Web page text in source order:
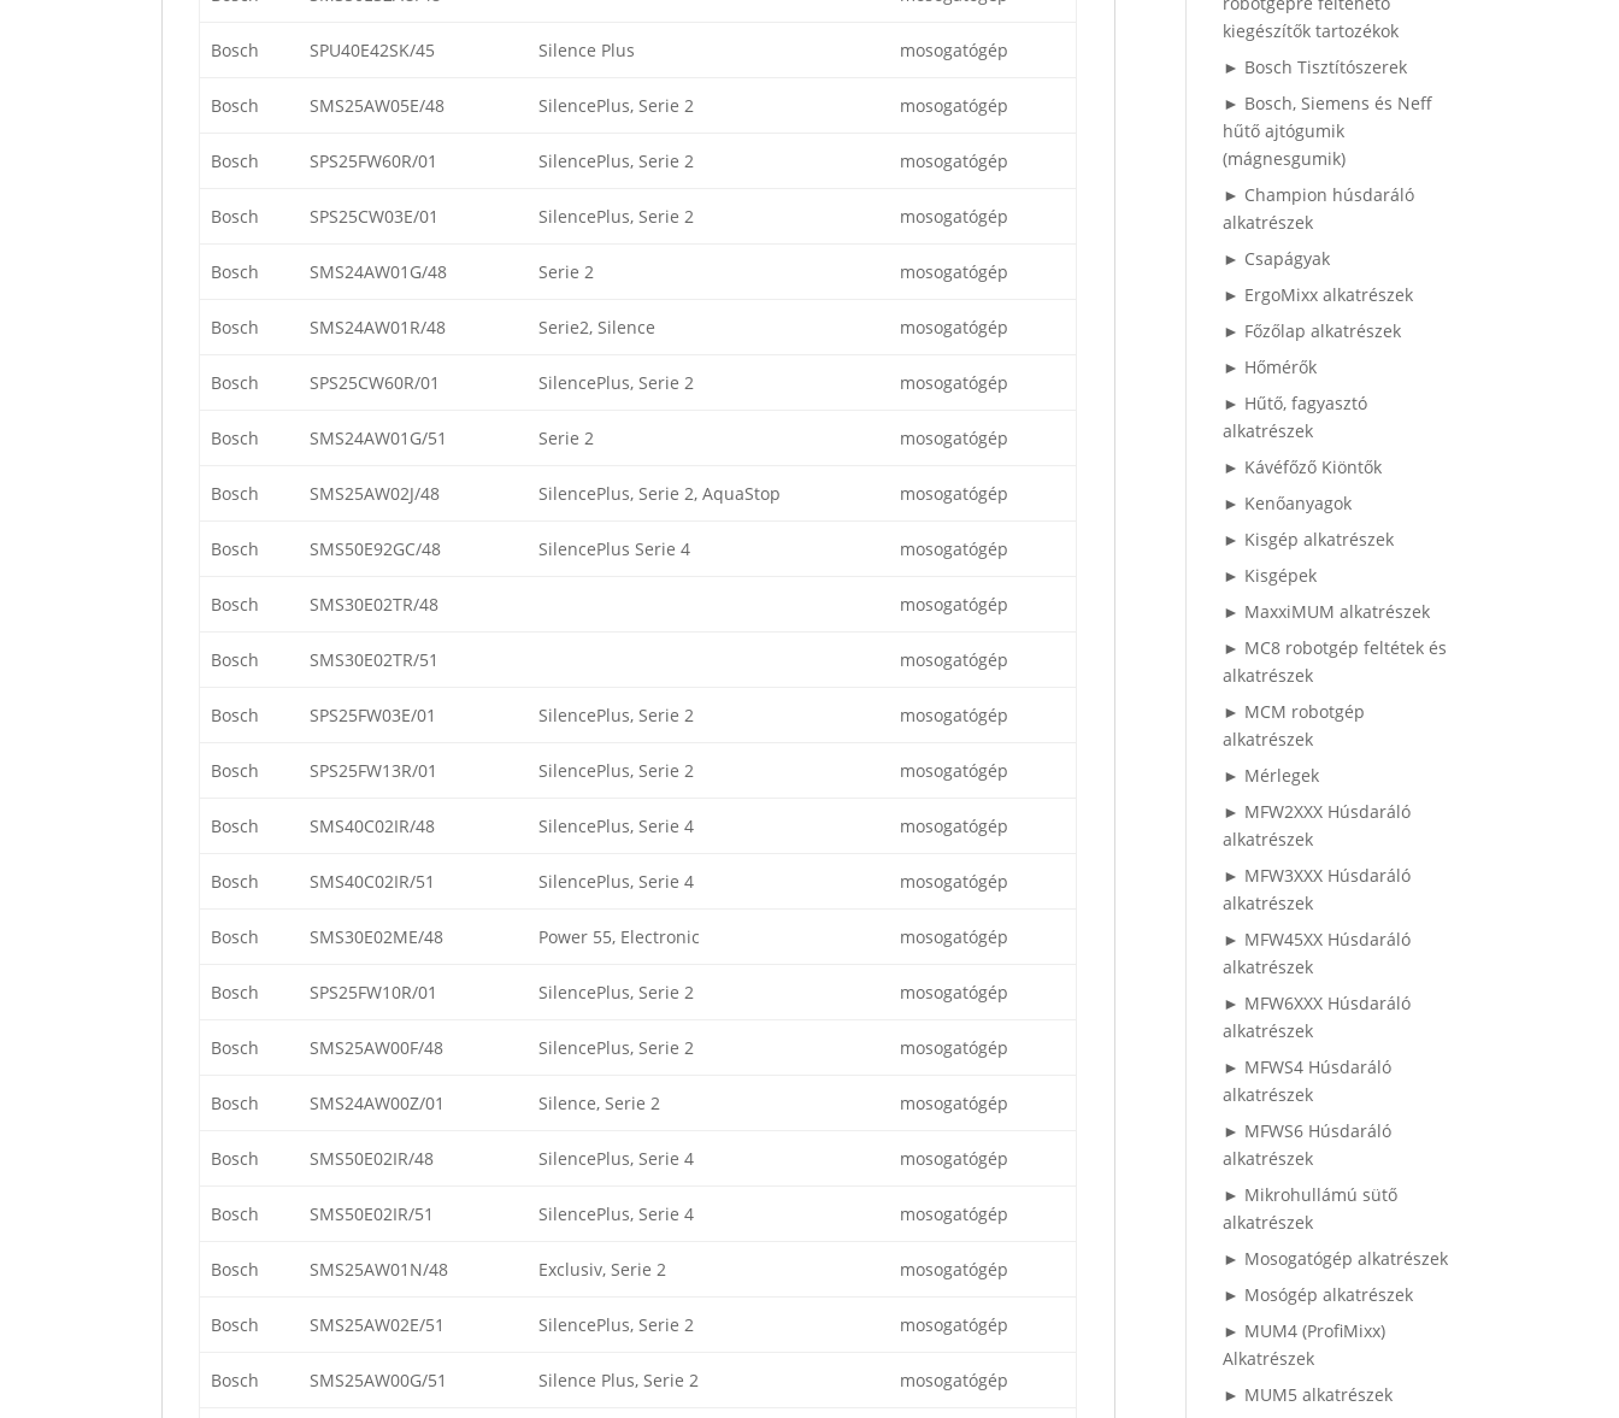
Bosch SPU40E42SK/45 Silence Plus mosogatógép
Bosch SMS25AW05E/48 SilencePlus, Serie 2 mosogatógép
Bosch SPS25FW60R/01 SilencePlus, Serie 2 mosogatógép
Bosch SPS25CW03E/01 SilencePlus, Serie 2 mosogatógép
Bosch SMS24AW01G/48 Serie 2 mosogatógép
Bosch SMS24AW01R/48 Serie2, Silence mosogatógép
Bosch SPS25CW60R/01 SilencePlus, Serie 2 mosogatógép
Bosch SMS24AW01G/51 Serie 2 mosogatógép
Bosch SMS25AW02J/48 SilencePlus, Serie 2, AquaStop mosogatógép
Bosch SMS50E92GC/48 SilencePlus Serie 4 mosogatógép
Bosch SMS30E02TR/48 mosogatógép
Bosch SMS30E02TR/51 mosogatógép
Bosch SPS25FW03E/01 SilencePlus, Serie 2 mosogatógép
Bosch SPS25FW13R/01 SilencePlus, Serie 2 mosogatógép
Bosch SMS40C02IR/48 SilencePlus, Serie 4 mosogatógép
Bosch SMS40C02IR/51 SilencePlus, Serie 4 mosogatógép
Bosch SMS30E02ME/48 Power 55, Electronic mosogatógép
Bosch SPS25FW10R/01 SilencePlus, Serie 2 mosogatógép
Bosch SMS25AW00F/48 SilencePlus, Serie 2 mosogatógép
Bosch SMS24AW00Z/01 Silence, Serie 2 mosogatógép
Bosch SMS50E02IR/48 SilencePlus, Serie 4 mosogatógép
Bosch SMS50E02IR/51 SilencePlus, Serie 4 mosogatógép
Bosch SMS25AW01N/48 Exclusiv, Serie 2 mosogatógép
Bosch SMS25AW02E/51 SilencePlus, Serie 2 mosogatógép
Bosch SMS25AW00G/51 Silence Plus, Serie 2 mosogatógép
kiegészítők tartozékok
► Bosch Tisztítószerek
► Bosch, Siemens és Neff
hűtő ajtógumik
(mágnesgumik)
► Champion húsdaráló
alkatrészek
► Csapágyak
► ErgoMixx alkatrészek
► Főzőlap alkatrészek
► Hőmérők
► Hűtő, fagyasztó
alkatrészek
► Kávéfőző Kiöntők
► Kenőanyagok
► Kisgép alkatrészek
► Kisgépek
► MaxxiMUM alkatrészek
► MC8 robotgép feltétek és
alkatrészek
► MCM robotgép
alkatrészek
► Mérlegek
► MFW2XXX Húsdaráló
alkatrészek
► MFW3XXX Húsdaráló
alkatrészek
► MFW45XX Húsdaráló
alkatrészek
► MFW6XXX Húsdaráló
alkatrészek
► MFWS4 Húsdaráló
alkatrészek
► MFWS6 Húsdaráló
alkatrészek
► Mikrohullámú sütő
alkatrészek
► Mosogatógép alkatrészek
► Mosógép alkatrészek
► MUM4 (ProfiMixx)
Alkatrészek
► MUM5 alkatrészek